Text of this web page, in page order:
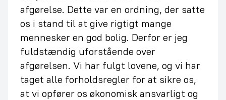
afgørelse. Dette var en ordning, der satte
os i stand til at give rigtigt mange
mennesker en god bolig. Derfor er jeg
fuldstændig uforstående over
afgørelsen. Vi har fulgt lovene, og vi har
taget alle forholdsregler for at sikre os,
at vi opfører os økonomisk ansvarligt og